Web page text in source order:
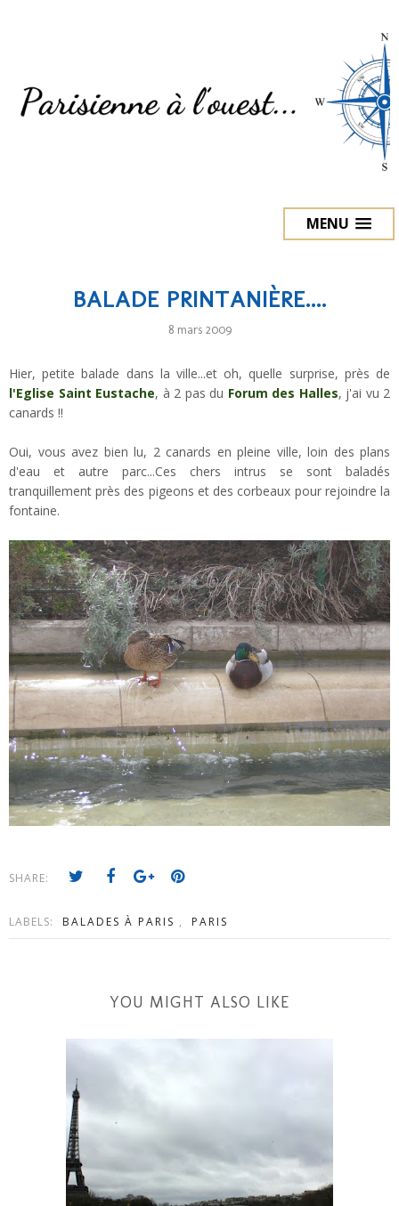
MENU
BALADE PRINTANIÈRE....
8 mars 2009
Hier, petite balade dans la ville...et oh, quelle surprise, près de
l'Eglise Saint Eustache, à 2 pas du Forum des Halles, j'ai vu 2
canards !!
Oui, vous avez bien lu, 2 canards en pleine ville, loin des plans
d'eau et autre parc...Ces chers intrus se sont baladés
tranquillement près des pigeons et des corbeaux pour rejoindre la
fontaine.
SHARE:
LABELS: BALADES À PARIS , PARIS
YOU MIGHT ALSO LIKE